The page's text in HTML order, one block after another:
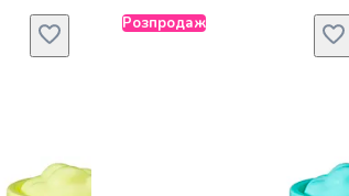
Розпродаж